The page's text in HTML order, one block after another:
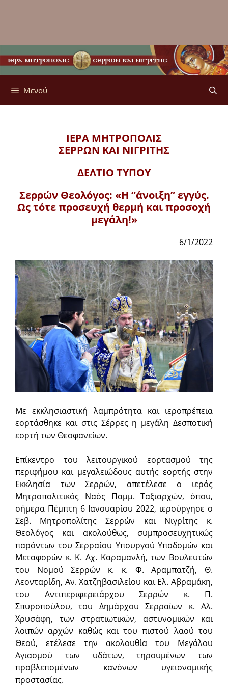
Μενού
ΙΕΡΑ ΜΗΤΡΟΠΟΛΙΣ
ΣΕΡΡΩΝ ΚΑΙ ΝΙΓΡΙΤΗΣ
ΔΕΛΤΙΟ ΤΥΠΟΥ
Σερρών Θεολόγος: «Η ”άνοιξη” εγγύς.
Ως τότε προσευχή θερμή και προσοχή
μεγάλη!»
6/1/2022
Με εκκλησιαστική λαμπρότητα και ιεροπρέπεια
εορτάσθηκε και στις Σέρρες η μεγάλη Δεσποτική
εορτή των Θεοφανείων.
Επίκεντρο του λειτουργικού εορτασμού της
περιφήμου και μεγαλειώδους αυτής εορτής στην
Εκκλησία των Σερρών, απετέλεσε ο ιερός
Μητροπολιτικός Ναός Παμμ. Ταξιαρχών, όπου,
σήμερα Πέμπτη 6 Ιανουαρίου 2022, ιερούργησε ο
Σεβ. Μητροπολίτης Σερρών και Νιγρίτης κ.
Θεολόγος και ακολούθως, συμπροσευχητικώς
παρόντων του Σερραίου Υπουργού Υποδομών και
Μεταφορών κ. Κ. Αχ. Καραμανλή, των Βουλευτών
του Νομού Σερρών κ. κ. Φ. Αραμπατζή, Θ.
Λεονταρίδη, Αν. Χατζηβασιλείου και Ελ. Αβραμάκη,
του Αντιπεριφερειάρχου Σερρών κ. Π.
Σπυροπούλου, του Δημάρχου Σερραίων κ. Αλ.
Χρυσάφη, των στρατιωτικών, αστυνομικών και
λοιπών αρχών καθώς και του πιστού λαού του
Θεού, ετέλεσε την ακολουθία του Μεγάλου
Αγιασμού των υδάτων, τηρουμένων των
προβλεπομένων κανόνων υγειονομικής
προστασίας.